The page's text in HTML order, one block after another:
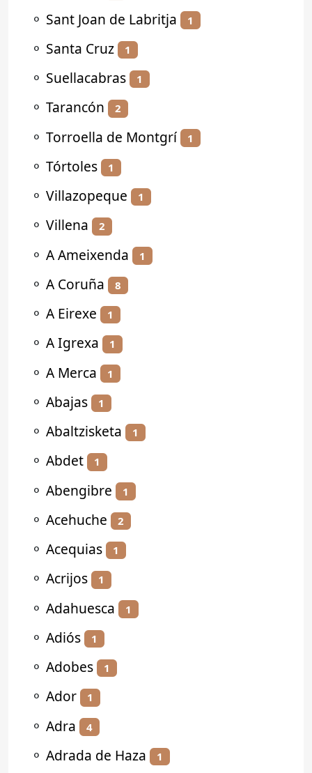
⚬ Sant Joan de Labritja 1
⚬ Santa Cruz 1
⚬ Suellacabras 1
⚬ Tarancón 2
⚬ Torroella de Montgrí 1
⚬ Tórtoles 1
⚬ Villazopeque 1
⚬ Villena 2
⚬ A Ameixenda 1
⚬ A Coruña 8
⚬ A Eirexe 1
⚬ A Igrexa 1
⚬ A Merca 1
⚬ Abajas 1
⚬ Abaltzisketa 1
⚬ Abdet 1
⚬ Abengibre 1
⚬ Acehuche 2
⚬ Acequias 1
⚬ Acrijos 1
⚬ Adahuesca 1
⚬ Adiós 1
⚬ Adobes 1
⚬ Ador 1
⚬ Adra 4
⚬ Adrada de Haza 1